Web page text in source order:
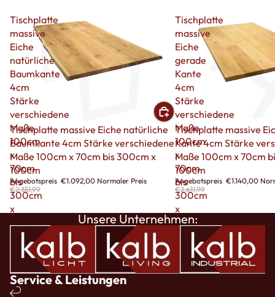
Tischplatte
massive
Eiche
natürliche
Baumkante
4cm
Stärke
verschiedene
Maße
100cm
x
70cm
bis
300cm
x
Sale
Tischplatte massive Eiche natürliche
Baumkante 4cm Stärke verschiedene
Maße 100cm x 70cm bis 300cm x
100cm
Angebotspreis €1.092,00 Normaler Preis
€2.351,99
Tischplatte
massive
Eiche
gerade
Kante
4cm
Stärke
verschiedene
Maße
100cm
x
70cm
bis
300cm
x
100cm
Sale
Tischplatte massive
Kante 4cm Stärke
Maße 100cm x 70cm
100cm
Angebotspreis €1.140,00
€2.611,99
Unsere Unternehmen:
Service & Leistungen